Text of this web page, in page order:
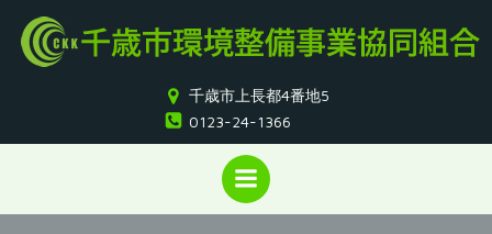
ン
ン
ツ
へ
ス
キ
千歳市上長都4番地5
0123-24-1366